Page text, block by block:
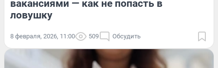
вакансиями — как не попасть в
ловушку
8 февраля, 2026, 11:00 509 Обсудить